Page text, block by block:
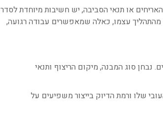
או תנאי הסביבה, יש חשיבות מיוחדת לסדר
מהתהליך עצמו, כאלה שמאפשרים עבודה רגועה,
נבחן סוג המבנה, מיקום הריצוף ותנאי
שלו ורמת הדיוק בייצור משפיעים על